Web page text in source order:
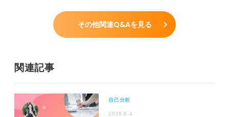
その他関連Q&Aを見る
関連記事
自己分析
2026.6.4